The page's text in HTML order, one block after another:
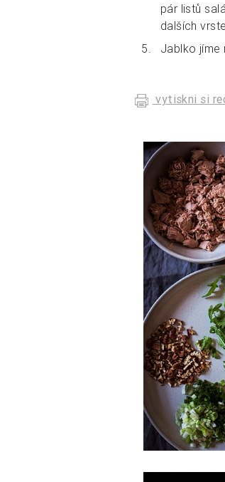
pár listů
dalších
Jablko jíme
vytiskni si